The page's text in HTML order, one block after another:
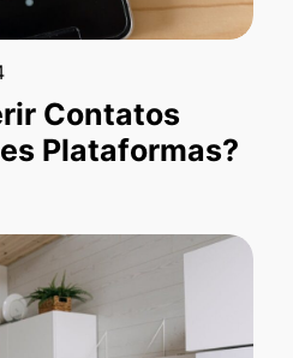
Contatos
Plataformas?